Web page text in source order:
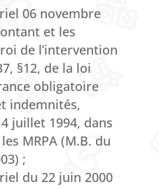
06 novembre
et les
de l’intervention
§12, de la loi
obligatoire
indemnités,
juillet 1994, dans
MRPA (M.B. du
;
du 22 juin 2000